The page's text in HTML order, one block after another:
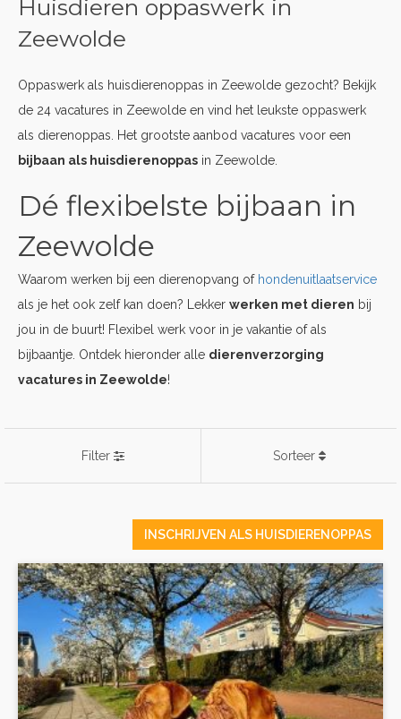
Huisdieren oppaswerk in
Zeewolde
Oppaswerk als huisdierenoppas in Zeewolde gezocht? Bekijk
de 24 vacatures in Zeewolde en vind het leukste oppaswerk
als dierenoppas. Het grootste aanbod vacatures voor een
bijbaan als huisdierenoppas in Zeewolde.
Dé flexibelste bijbaan in
Zeewolde
Waarom werken bij een dierenopvang of hondenuitlaatservice
als je het ook zelf kan doen? Lekker werken met dieren bij
jou in de buurt! Flexibel werk voor in je vakantie of als
bijbaantje. Ontdek hieronder alle dierenverzorging
vacatures in Zeewolde!
Filter Sorteer
INSCHRIJVEN ALS HUISDIERENOPPAS